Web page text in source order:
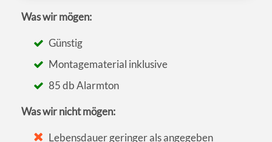
Was wir mögen:
Günstig
Montagematerial inklusive
85 db Alarmton
Was wir nicht mögen:
Lebensdauer geringer als angegeben